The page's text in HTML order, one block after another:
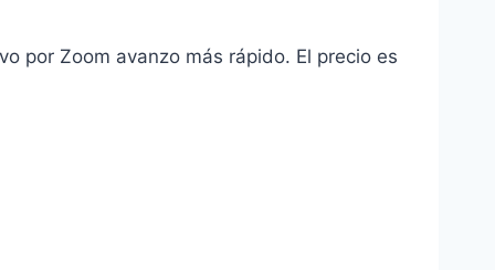
por Zoom avanzo más rápido. El precio es